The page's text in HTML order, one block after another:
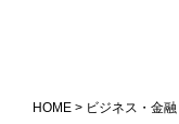
HOME > ビジネス・金融